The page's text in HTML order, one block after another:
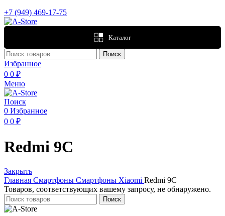
+7 (949) 469-17-75
Каталог
Поиск
Избранное
0 0 ₽
Меню
Поиск
0 Избранное
0 0 ₽
Redmi 9C
Закрыть
Главная Смартфоны Смартфоны Xiaomi Redmi 9C
Товаров, соответствующих вашему запросу, не обнаружено.
Поиск